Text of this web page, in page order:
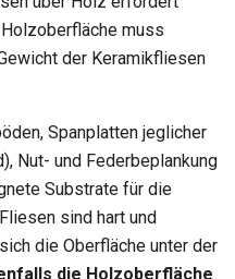
muss
der Keramikfliesen
Spanplatten jeglicher
Nut- und Federbeplankung
Substrate für die
sind hart und
die Oberfläche unter der
die Holzoberfläche